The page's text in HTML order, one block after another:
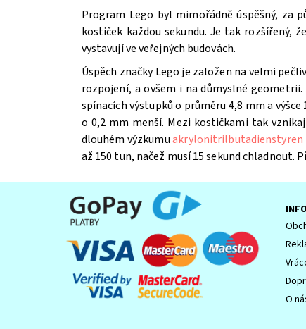
Souhlasím seZpracováním osobních údajů.
Program Lego byl mimořádně úspěšný,
kostiček každou sekundu. Je tak rozšířený,
vystavují ve veřejných budovách.
Úspěch značky Lego je založen na velmi
rozpojení, a ovšem i na důmyslné
spínacích výstupků o průměru 4,8 mm a
o 0,2 mm menší. Mezi kostičkami tak
dlouhém výzkumuakrylonitrilbutadienstyren
až 150 tun, načež musí 15 sekund chladnout.
O